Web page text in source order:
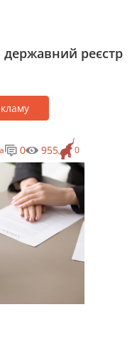
державний реєстр
0
0 955